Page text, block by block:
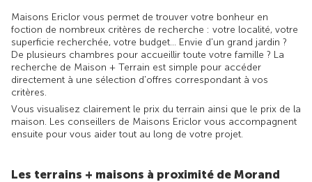
Maisons Ericlor vous permet de trouver votre bonheur en
foction de nombreux critères de recherche : votre localité, votre
superficie recherchée, votre budget... Envie d'un grand jardin ?
De plusieurs chambres pour accueillir toute votre famille ? La
recherche de Maison + Terrain est simple pour accéder
directement à une sélection d'offres correspondant à vos
critères.
Vous visualisez clairement le prix du terrain ainsi que le prix de la
maison. Les conseillers de Maisons Ericlor vous accompagnent
ensuite pour vous aider tout au long de votre projet.
Les terrains + maisons à proximité de Morand